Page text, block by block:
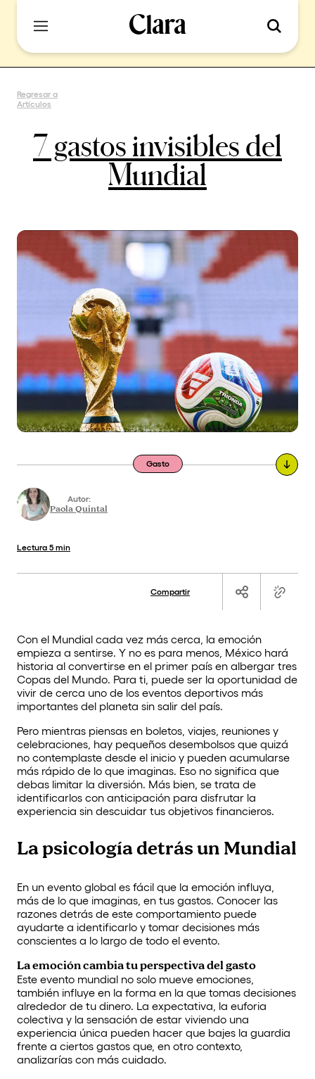
Regresar a
Artículos
7 gastos invisibles del
Mundial
Gasto
Autor:
Paola Quintal
Lectura 5 min
Compartir
Con el Mundial cada vez más cerca, la emoción
empieza a sentirse. Y no es para menos, México hará
historia al convertirse en el primer país en albergar tres
Copas del Mundo. Para ti, puede ser la oportunidad de
vivir de cerca uno de los eventos deportivos más
importantes del planeta sin salir del país.
Pero mientras piensas en boletos, viajes, reuniones y
celebraciones, hay pequeños desembolsos que quizá
no contemplaste desde el inicio y pueden acumularse
más rápido de lo que imaginas. Eso no significa que
debas limitar la diversión. Más bien, se trata de
identificarlos con anticipación para disfrutar la
experiencia sin descuidar tus objetivos financieros.
La psicología detrás un Mundial
En un evento global es fácil que la emoción influya,
más de lo que imaginas, en tus gastos. Conocer las
razones detrás de este comportamiento puede
ayudarte a identificarlo y tomar decisiones más
conscientes a lo largo de todo el evento.
La emoción cambia tu perspectiva del gasto
Este evento mundial no solo mueve emociones,
también influye en la forma en la que tomas decisiones
alrededor de tu dinero. La expectativa, la euforia
colectiva y la sensación de estar viviendo una
experiencia única pueden hacer que bajes la guardia
frente a ciertos gastos que, en otro contexto,
analizarías con más cuidado.